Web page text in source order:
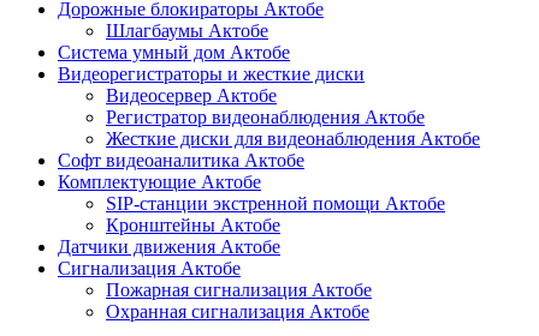
Дорожные блокираторы Актобе
Шлагбаумы Актобе
Система умный дом Актобе
Видеорегистраторы и жесткие диски
Видеосервер Актобе
Регистратор видеонаблюдения Актобе
Жесткие диски для видеонаблюдения Актобе
Софт видеоаналитика Актобе
Комплектующие Актобе
SIP-станции экстренной помощи Актобе
Кронштейны Актобе
Датчики движения Актобе
Сигнализация Актобе
Пожарная сигнализация Актобе
Охранная сигнализация Актобе